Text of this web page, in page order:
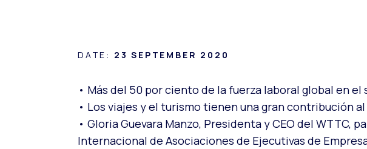
DATE: 23 SEPTEMBER 2020
• Más del 50 por ciento de la fuerza laboral global en
• Los viajes y el turismo tienen una gran contribución
• Gloria Guevara Manzo, Presidenta y CEO del
Internacional de Asociaciones de Ejecutivas de